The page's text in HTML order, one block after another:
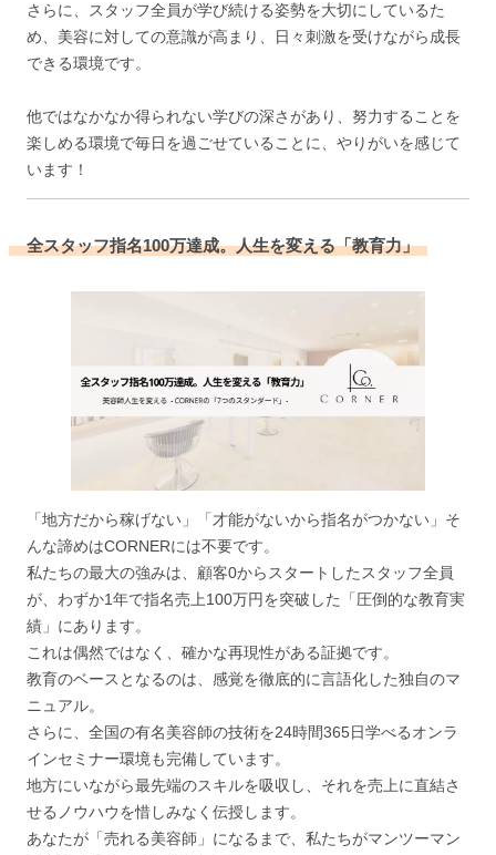
さらに、スタッフ全員が学び続ける姿勢を大切にしているた
め、美容に対しての意識が高まり、日々刺激を受けながら成長
できる環境です。
他ではなかなか得られない学びの深さがあり、努力することを
楽しめる環境で毎日を過ごせていることに、やりがいを感じて
います！
全スタッフ指名100万達成。人生を変える「教育力」
「地方だから稼げない」「才能がないから指名がつかない」そ
んな諦めはCORNERには不要です。
私たちの最大の強みは、顧客0からスタートしたスタッフ全員
が、わずか1年で指名売上100万円を突破した「圧倒的な教育実
績」にあります。
これは偶然ではなく、確かな再現性がある証拠です。
教育のベースとなるのは、感覚を徹底的に言語化した独自のマ
ニュアル。
さらに、全国の有名美容師の技術を24時間365日学べるオンラ
インセミナー環境も完備しています。
地方にいながら最先端のスキルを吸収し、それを売上に直結さ
せるノウハウを惜しみなく伝授します。
あなたが「売れる美容師」になるまで、私たちがマンツーマン